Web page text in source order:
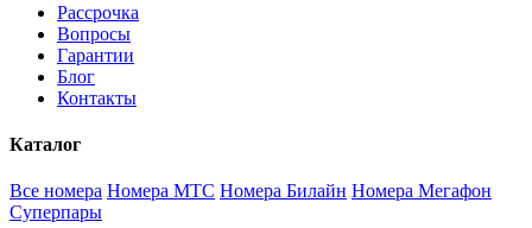
Рассрочка
Вопросы
Гарантии
Блог
Контакты
Каталог
Все номера Номера МТС Номера Билайн Номера Мегафон
Суперпары